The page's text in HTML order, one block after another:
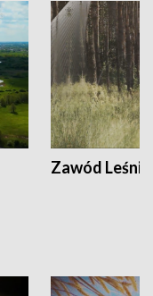
Zawód Leśnik